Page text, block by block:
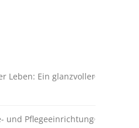
Leben: Ein glanzvoller
und Pflegeeinrichtung